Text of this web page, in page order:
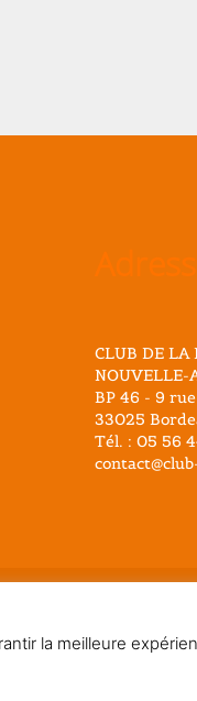
CLUB DE LA
NOUVELLE-
BP 46 - 9
33025
Tél. : 05 56
- Tous droits
la meilleure